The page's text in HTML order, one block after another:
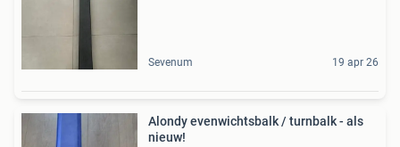
Sevenum 19 apr 26
Alondy evenwichtsbalk / turnbalk - als
nieuw!